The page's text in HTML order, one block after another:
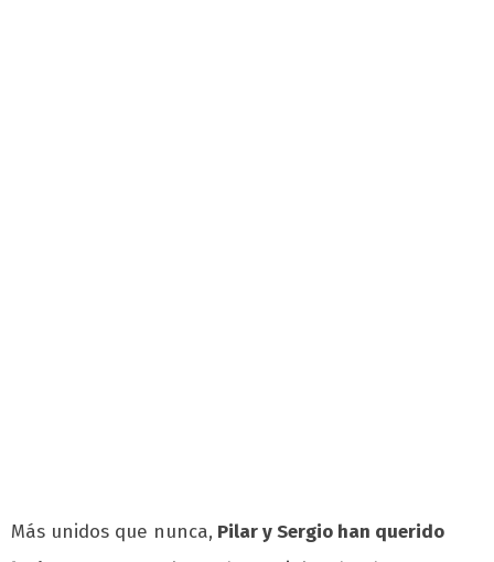
Más unidos que nunca, Pilar y Sergio han querido